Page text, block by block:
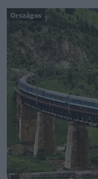
Országos